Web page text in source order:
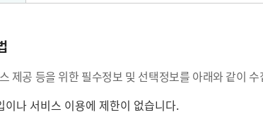
제공 등을 위한 필수정보 및 선택정보를 아래와 같이
나 서비스 이용에 제한이 없습니다.